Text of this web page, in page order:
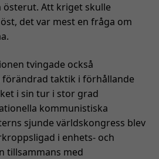
Att kriget skulle
det var mest en fråga om
tvingade också
förändrad taktik i förhållande
i sin tur i stor grad
kommunistiska
sjunde världskongress blev
i enhets- och
tillsammans med